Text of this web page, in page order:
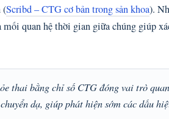
(Scribd – CTG cơ bản trong sản khoa).
mối quan hệ thời gian giữa chúng giúp
thai bằng chỉ số CTG đóng vai trò
dạ, giúp phát hiện sớm các dấu